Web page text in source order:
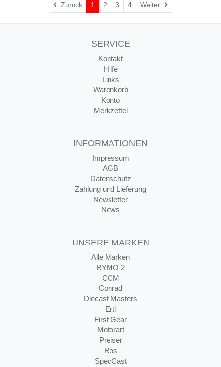
Zurück 1 2 3 4 Weiter Weiter
SERVICE
Kontakt
Hilfe
Links
Warenkorb
Konto
Merkzettel
INFORMATIONEN
Impressum
AGB
Datenschutz
Zahlung und Lieferung
Newsletter
News
UNSERE MARKEN
Alle Marken
BYMO 2
CCM
Conrad
Diecast Masters
Ertl
First Gear
Motorart
Preiser
Ros
SpecCast